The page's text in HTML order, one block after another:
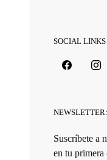
SOCIAL LINKS
NEWSLETTER:
Suscríbete a
en tu primera